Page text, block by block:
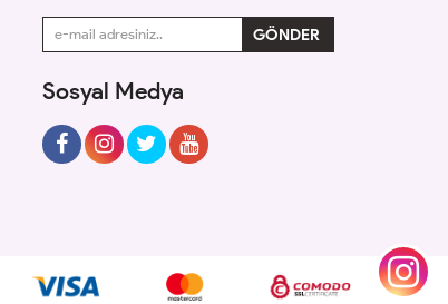
Sosyal Medya